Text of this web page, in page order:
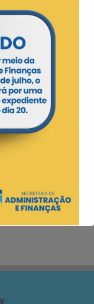
de
há
agora
é
o
da
e
isso